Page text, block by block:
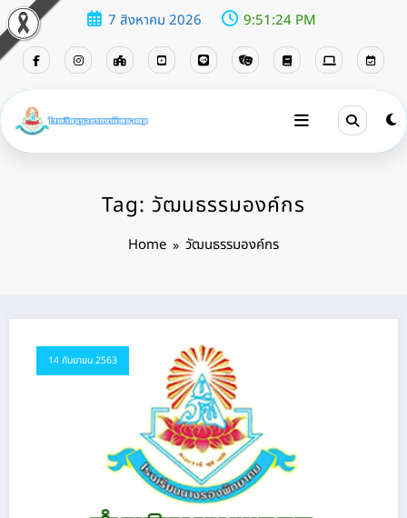
7 สิงหาคม 2026 9:51:24 PM
Tag: วัฒนธรรมองค์กร
Home วัฒนธรรมองค์กร
14 กันยายน 2563